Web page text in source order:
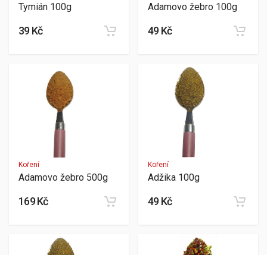
Tymián 100g
39 Kč
Adamovo žebro 100g
49 Kč
Koření
Adamovo žebro 500g
169 Kč
Koření
Adžika 100g
49 Kč